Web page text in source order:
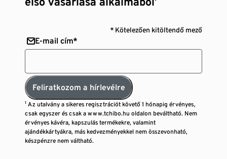
* Kötelezően kitöltendő mező
E-mail cím*
Feliratkozom a hírlevélre
¹ Az utalvány a sikeres regisztrációt követő 1 hónapig érvényes,
csak egyszer és csak a www.tchibo.hu oldalon beváltható. Nem
érvényes kávéra, kapszulás termékekre, valamint
ajándékkártyákra, más kedvezményekkel nem összevonható,
készpénzre nem váltható.